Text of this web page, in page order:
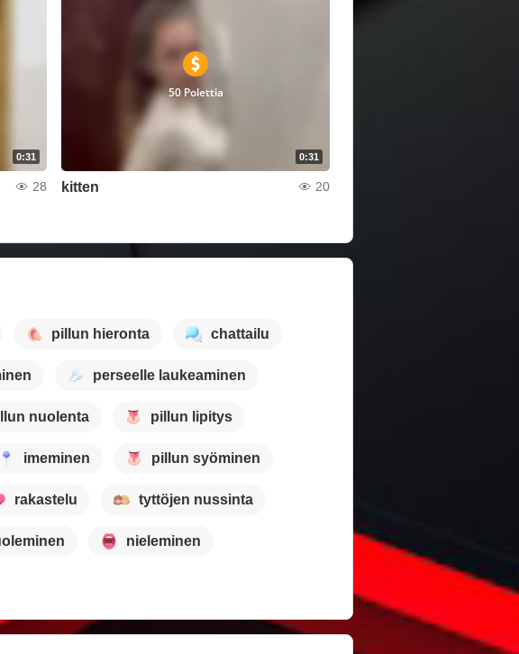
0:31
28
0:31
50 Polettia
kitten 20
pillun hieronta chattailu
perseelle laukeaminen
nuolenta pillun lipitys
imeminen pillun syöminen
rakastelu tyttöjen nussinta
nieleminen